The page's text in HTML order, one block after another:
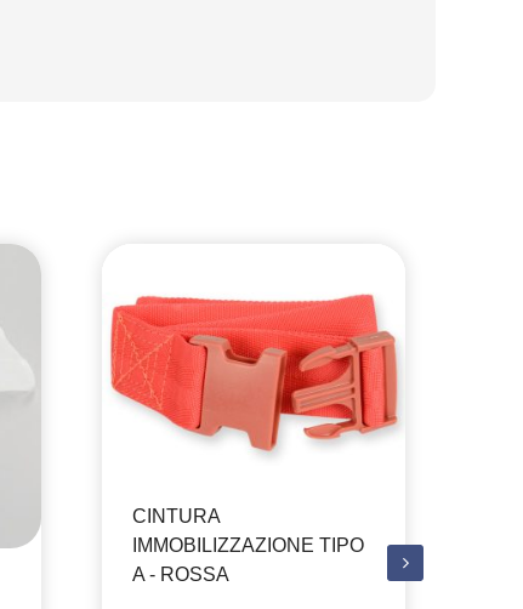
CINTURA
IMMOBILIZZAZIONE TIPO
A - ROSSA